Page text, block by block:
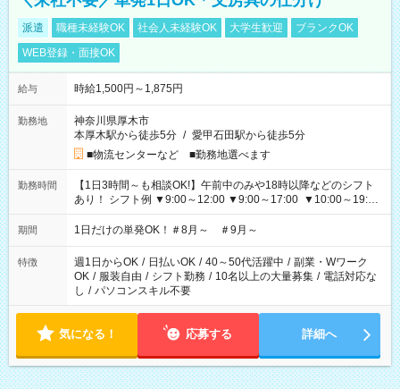
派遣 職種未経験OK 社会人未経験OK 大学生歓迎
ブランクOK
WEB登録・面接OK
給与 時給1,500円～1,875円
勤務地
神奈川県厚木市
本厚木駅から徒歩5分 / 愛甲石田駅から徒歩5分
■物流センターなど ■勤務地選べます
勤務時間
【1日3時間～も相談OK!】午前中のみや18時以降などのシフト
あり！ シフト例 ▼9:00～12:00 ▼9:00～17:00 ▼10:00～19:00
▼18:00～21:00
期間 1日だけの単発OK！＃8月～ ＃9月～
特徴 週1日からOK / 日払いOK / 40～50代活躍中 / 副業・Wワーク
OK / 服装自由 / シフト勤務 / 10名以上の大量募集 / 電話対応な
し / パソコンスキル不要
気になる！ 応募する 詳細へ